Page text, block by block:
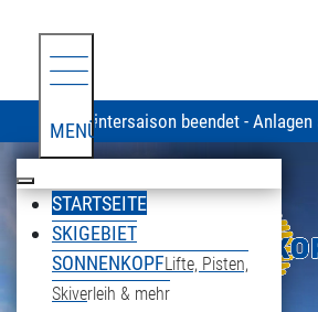
MENÜ
STARTSEITE
SKIGEBIET
SONNENKOPFLifte, Pisten,
Skiverleih & mehr
Wintersaison beendet -